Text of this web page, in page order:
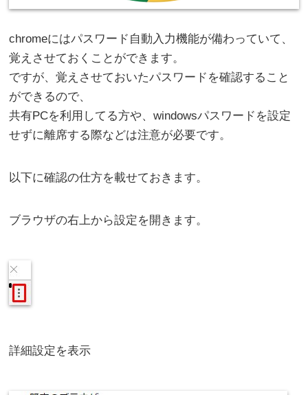
chromeにはパスワード自動入力機能が備わっていて、
覚えさせておくことができます。
ですが、覚えさせておいたパスワードを確認すること
ができるので、
共有PCを利用してる方や、windowsパスワードを設定
せずに離席する際などは注意が必要です。
以下に確認の仕方を載せておきます。
ブラウザの右上から設定を開きます。
詳細設定を表示